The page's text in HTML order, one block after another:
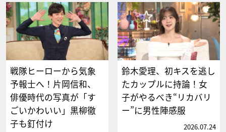
戦隊ヒーローから気象
予報士へ！片岡信和、
俳優時代の写真が「す
ごいかわいい」黒柳徹
子も釘付け
鈴木愛理、初キスを逃し
たカップルに持論！女
子がやるべき“リカバリ
ー”に男性陣感服
2026.07.24